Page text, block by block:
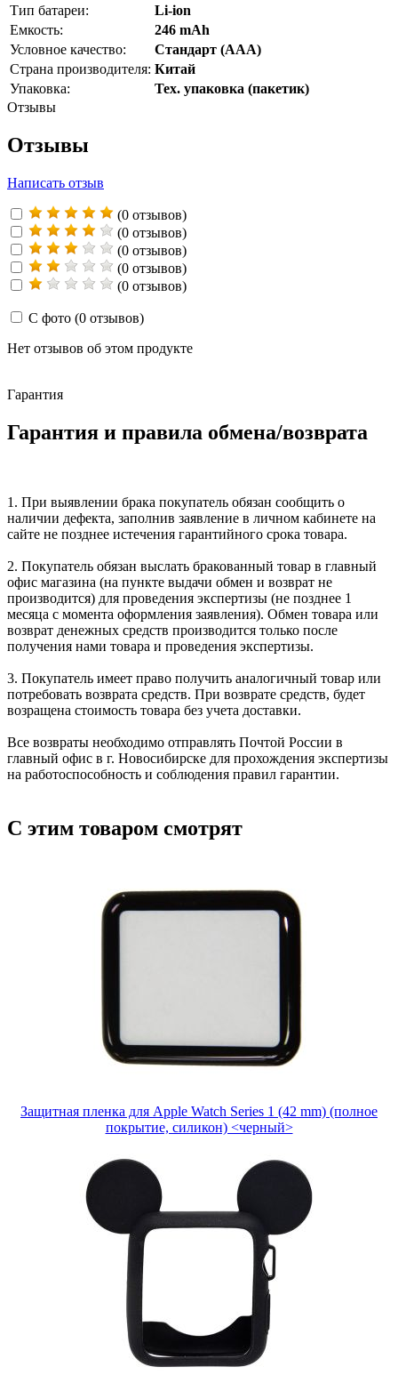
Тип батареи:
Li-ion
Емкость:
246 mAh
Условное качество:
Стандарт (AAA)
Страна производителя: Китай
Упаковка:
Тех. упаковка (пакетик)
Отзывы
Отзывы
Написать отзыв
(0 отзывов)
(0 отзывов)
(0 отзывов)
(0 отзывов)
(0 отзывов)
С фото (0 отзывов)
Нет отзывов об этом продукте
Гарантия
Гарантия и правила обмена/возврата
1. При выявлении брака покупатель обязан сообщить о
наличии дефекта, заполнив заявление в личном кабинете на
сайте не позднее истечения гарантийного срока товара.
2. Покупатель обязан выслать бракованный товар в главный
офис магазина (на пункте выдачи обмен и возврат не
производится) для проведения экспертизы (не позднее 1
месяца с момента оформления заявления). Обмен товара или
возврат денежных средств производится только после
получения нами товара и проведения экспертизы.
3. Покупатель имеет право получить аналогичный товар или
потребовать возврата средств. При возврате средств, будет
возращена стоимость товара без учета доставки.
Все возвраты необходимо отправлять Почтой России в
главный офис в г. Новосибирске для прохождения экспертизы
на работоспособность и соблюдения правил гарантии.
С этим товаром смотрят
Защитная пленка для Apple Watch Series 1 (42 mm) (полное
покрытие, силикон) <черный>